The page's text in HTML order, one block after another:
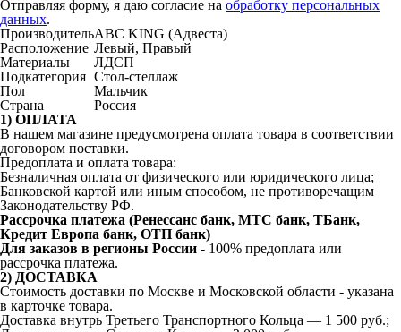
Отправляя форму, я даю согласие на обработку персональных
данных.
ПроизводительABC KING (Адвеста)
Расположение Левый, Правый
Материалы
ЛДСП
Подкатегория Стол-стеллаж
Пол
Мальчик
Страна
Россия
1) ОПЛАТА
В нашем магазине предусмотрена оплата товара в соответствии
договором поставки.
Предоплата и оплата товара:
Безналичная оплата от физического или юридического лица;
Банковской картой или иным способом, не противоречащим
Законодательству РФ.
Рассрочка платежа (Ренессанс банк, МТС банк, ТБанк,
Кредит Европа банк, ОТП банк)
Для заказов в регионы России - 100% предоплата или
рассрочка платежа.
2) ДОСТАВКА
Стоимость доставки по Москве и Московской области - указана
в карточке товара.
Доставка внутрь Третьего Транспортного Кольца — 1 500 руб.;